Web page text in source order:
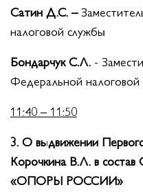
Сатин Д.С. –
налоговой службы
Бондарчук С.Л. -
Федеральной
11:40 – 11:50
3. О выдвижении
Корочкина В.Л. в
«ОПОРЫ РОССИИ»